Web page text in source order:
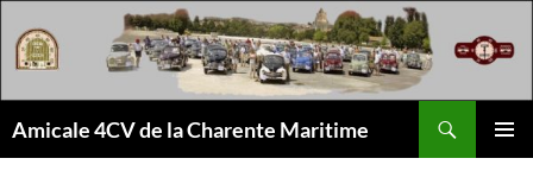
au
contenu
Amicale 4CV de la Charente Maritime